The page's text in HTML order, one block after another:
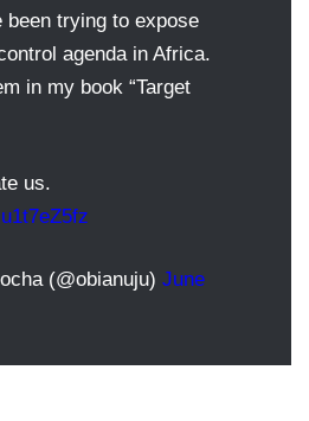
been trying to expose
agenda in Africa.
in my book “Target
us.
(@obianuju) June